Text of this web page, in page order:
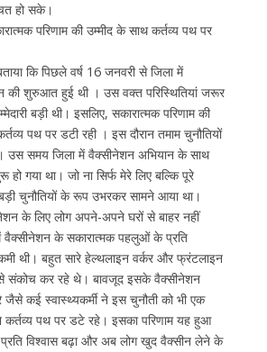
हो सके।
परिणाम की उम्मीद के साथ कर्तव्य पथ पर
कि पिछले वर्ष 16 जनवरी से जिला में
की शुरुआत हुई थी । उस वक्त परिस्थितियां जरूर
बड़ी थी। इसलिए, सकारात्मक परिणाम की
पथ पर डटी रही । इस दौरान तमाम चुनौतियों
उस समय जिला में वैक्सीनेशन अभियान के साथ
हो गया था। जो ना सिर्फ मेरे लिए बल्कि पूरे
चुनौतियों के रूप उभरकर सामने आया था।
के लिए लोग अपने-अपने घरों से बाहर नहीं
वैक्सीनेशन के सकारात्मक पहलुओं के प्रति
थी। बहुत सारे हेल्थलाइन वर्कर और फ्रंटलाइन
संकोच कर रहे थे। बावजूद इसके वैक्सीनेशन
कई स्वास्थ्यकर्मी ने इस चुनौती को भी एक
पथ पर डटे रहे। इसका परिणाम यह हुआ
विश्वास बढ़ा और अब लोग खुद वैक्सीन लेने के